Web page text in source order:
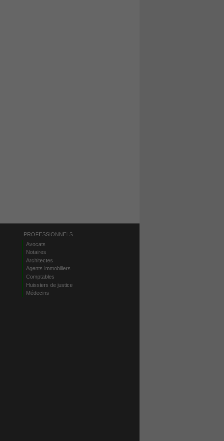
PROFESSIONNELS
Avocats
Notaires
Architectes
Agents immobiliers
Comptables
Huissiers de justice
Médecins